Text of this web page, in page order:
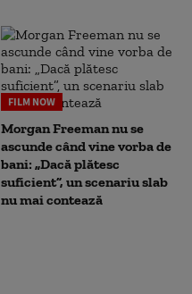
FILM NOW
Morgan Freeman nu se
ascunde când vine vorba de
bani: „Dacă plătesc
suficient”, un scenariu slab
nu mai contează